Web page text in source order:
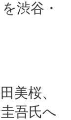
渋谷・
美桜、
吾氏へ